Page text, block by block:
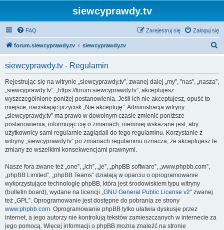
siewcyprawdy.tv
FAQ Zaloguj się
Zarejestruj się
forum.siewcyprawdy.tv siewcyprawdy.tv
siewcyprawdy.tv - Regulamin
Rejestrując się na witrynie „siewcyprawdy.tv”, zwanej dalej „my”, ”nas”, „nasza”,
„siewcyprawdy.tv”, „https://forum.siewcyprawdy.tv”, akceptujesz
wyszczególnione poniżej postanowienia. Jeśli ich nie akceptujesz, opuść to
miejsce, naciskając przycisk „Nie akceptuję”. Administracja witryny
„siewcyprawdy.tv” ma prawo w dowolnym czasie zmienić poniższe
postanowienia, informując cię o zmianach, niemniej wskazane jest, aby
użytkownicy sami regularnie zaglądali do tego regulaminu. Korzystanie z
witryny „siewcyprawdy.tv” po zmianach regulaminu oznacza, że akceptujesz te
zmiany ze wszelkimi konsekwencjami prawnymi.
Nasze fora zwane też „one”, „ich”, „je”, „phpBB software”, „www.phpbb.com”,
„phpBB Limited”, „phpBB Teams” działają w oparciu o oprogramowanie
wykorzystujące technologię phpBB, która jest środowiskiem typu witryny
(bulletin board), wydane na licencji „GNU General Public License v2” zwanej
też „GPL”. Oprogramowanie jest dostępne do pobrania ze strony
www.phpbb.com. Oprogramowanie phpBB tylko ułatwia dyskusje przez
internet, a jego autorzy nie kontrolują tekstów zamieszczanych w internecie za
jego pomocą. Więcej informacji o phpBB można znaleźć na stronie